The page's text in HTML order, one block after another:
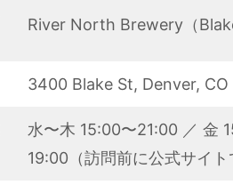
River North Brewery（
3400 Blake St, Denver,
水〜木 15:00〜21:00 ／ 金
19:00（訪問前に公式サイト